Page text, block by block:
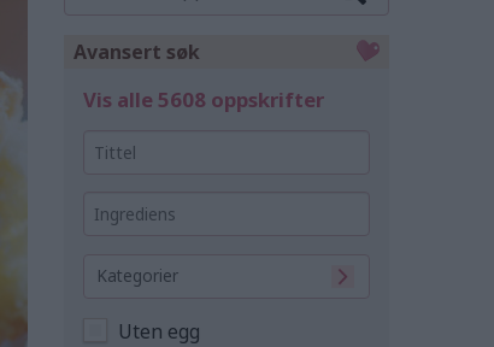
Avansert søk
Vis alle 5608 oppskrifter
Kategorier
Uten egg